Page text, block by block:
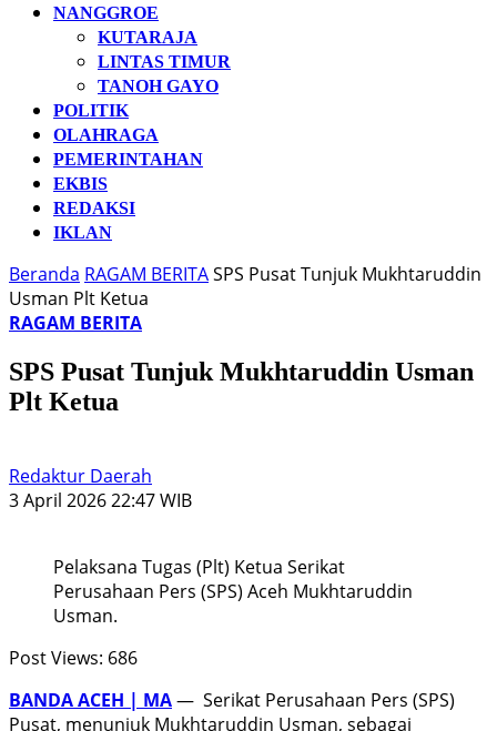
NANGGROE
KUTARAJA
LINTAS TIMUR
TANOH GAYO
POLITIK
OLAHRAGA
PEMERINTAHAN
EKBIS
REDAKSI
IKLAN
Beranda RAGAM BERITASPS Pusat Tunjuk Mukhtaruddin
Usman Plt Ketua
RAGAM BERITA
SPS Pusat Tunjuk Mukhtaruddin Usman
Plt Ketua
Redaktur Daerah
3 April 2026 22:47 WIB
Pelaksana Tugas (Plt) Ketua Serikat
Perusahaan Pers (SPS) Aceh Mukhtaruddin
Usman.
Post Views: 686
BANDA ACEH | MA— Serikat Perusahaan Pers (SPS)
Pusat, menunjuk Mukhtaruddin Usman, sebagai